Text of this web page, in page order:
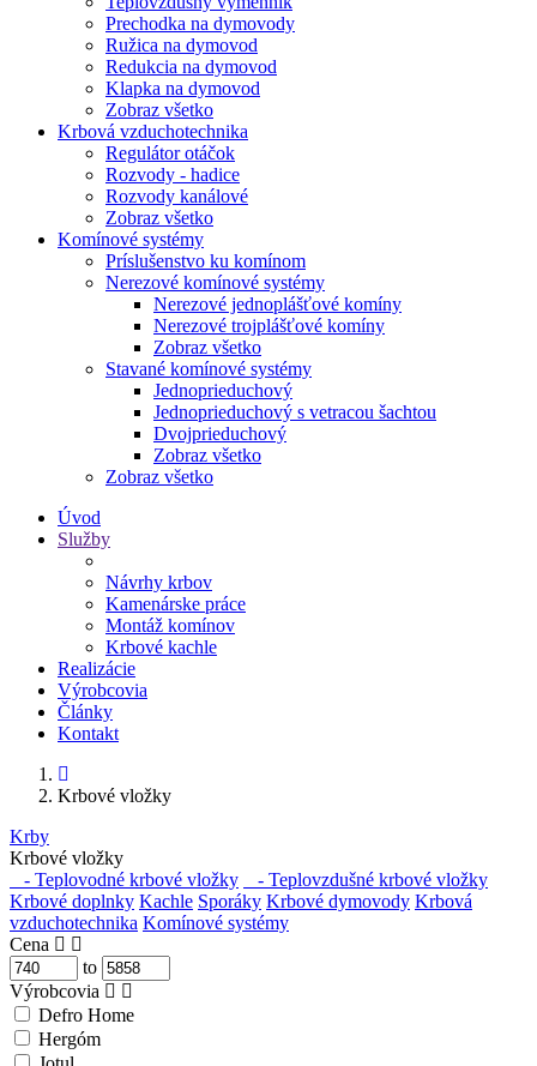
Prechodka na dymovody
Ružica na dymovod
Redukcia na dymovod
Klapka na dymovod
Zobraz všetko
Krbová vzduchotechnika
Regulátor otáčok
Rozvody - hadice
Rozvody kanálové
Zobraz všetko
Komínové systémy
Príslušenstvo ku komínom
Nerezové komínové systémy
Nerezové jednoplášťové komíny
Nerezové trojplášťové komíny
Zobraz všetko
Stavané komínové systémy
Jednoprieduchový
Jednoprieduchový s vetracou šachtou
Dvojprieduchový
Zobraz všetko
Zobraz všetko
Úvod
Služby
Návrhy krbov
Kamenárske práce
Montáž komínov
Krbové kachle
Realizácie
Výrobcovia
Články
Kontakt
Krbové vložky
Krby
Krbové vložky
- Teplovodné krbové vložky
- Teplovzdušné krbové vložky
Krbové doplnky Kachle Sporáky Krbové dymovody Krbová
vzduchotechnika Komínové systémy
Cena
to
Výrobcovia
Defro Home
Hergóm